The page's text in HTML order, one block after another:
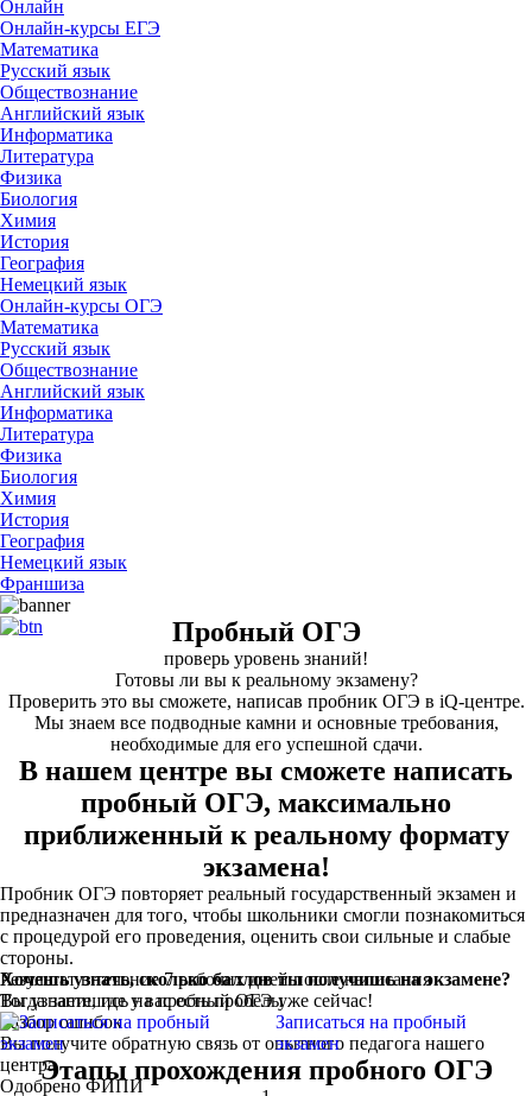
Онлайн
Онлайн-курсы ЕГЭ
Математика
Русский язык
Обществознание
Английский язык
Информатика
Литература
Физика
Биология
Химия
История
География
Немецкий язык
Онлайн-курсы ОГЭ
Математика
Русский язык
Обществознание
Английский язык
Информатика
Литература
Физика
Биология
Химия
История
География
Немецкий язык
Франшиза
Пробный ОГЭ
проверь уровень знаний!
Готовы ли вы к реальному экзамену?
Проверить это вы сможете, написав пробник ОГЭ в iQ-центре.
Мы знаем все подводные камни и основные требования,
необходимые для его успешной сдачи.
В нашем центре вы сможете написать
пробный ОГЭ, максимально
приближенный к реальному формату
экзамена!
Пробник ОГЭ повторяет реальный государственный экзамен и
предназначен для того, чтобы школьники смогли познакомиться
с процедурой его проведения, оценить свои сильные и слабые
стороны.
Результат в течение 7 рабочих дней после написания
Вы узнаете, где у вас есть пробелы
Разбор ошибок
Вы получите обратную связь от опытного педагога нашего
центра
Одобрено ФИПИ
Хочешь узнать, сколько баллов ты получишь на экзамене?
Тогда запишись на пробный ОГЭ уже сейчас!
Записаться на пробный
экзамен
Этапы прохождения пробного ОГЭ